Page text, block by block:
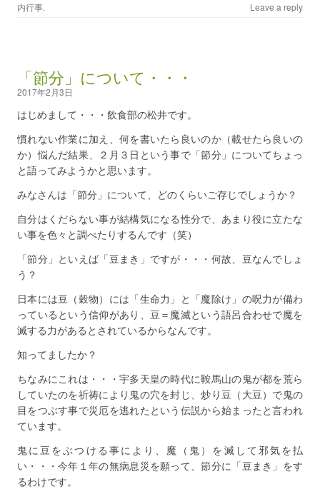
内行事. Leave a reply
「節分」について・・・
2017年2月3日
はじめまして・・・飲食部の松井です。
慣れない作業に加え、何を書いたら良いのか（載せたら良いの
か）悩んだ結果、２月３日という事で「節分」についてちょっ
と語ってみようかと思います。
みなさんは「節分」について、どのくらいご存じでしょうか？
自分はくだらない事が結構気になる性分で、あまり役に立たな
い事を色々と調べたりするんです（笑）
「節分」といえば「豆まき」ですが・・・何故、豆なんでしょ
う？
日本には豆（穀物）には「生命力」と「魔除け」の呪力が備わ
っているという信仰があり、豆＝魔滅という語呂合わせで魔を
滅する力があるとされているからなんです。
知ってましたか？
ちなみにこれは・・・宇多天皇の時代に鞍馬山の鬼が都を荒ら
していたのを祈祷により鬼の穴を封じ、炒り豆（大豆）で鬼の
目をつぶす事で災厄を逃れたという伝説から始まったと言われ
ています。
鬼に豆をぶつける事により、魔（鬼）を滅して邪気を払
い・・・今年１年の無病息災を願って、節分に「豆まき」をす
るわけです。